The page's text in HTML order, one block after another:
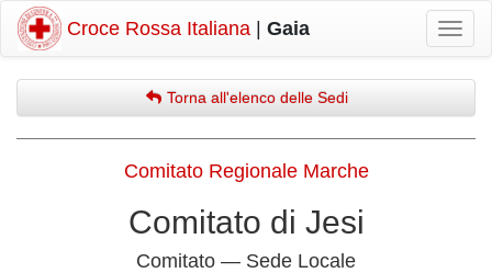
Croce Rossa Italiana Gaia
Torna all'elenco delle Sedi
Comitato Regionale Marche
Comitato di Jesi
Comitato — Sede Locale